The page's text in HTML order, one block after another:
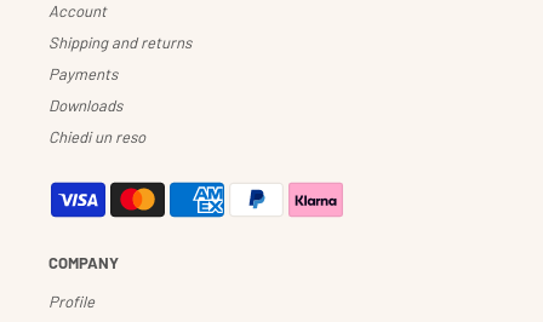
Account
Shipping and returns
Payments
Downloads
Chiedi un reso
COMPANY
Profile